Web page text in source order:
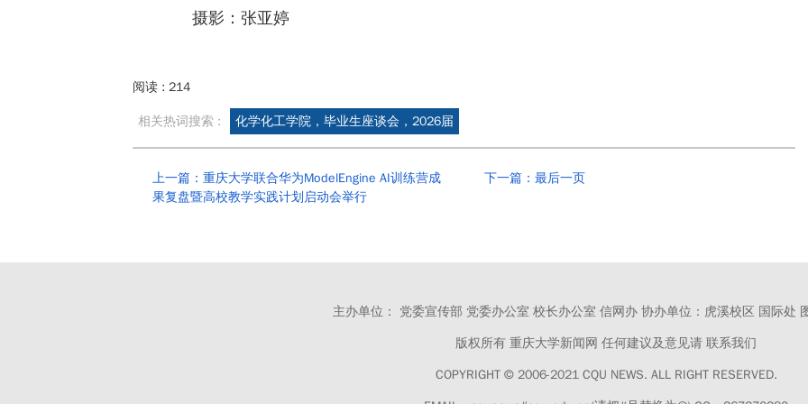
摄影：张亚婷
阅读 : 214
相关热词搜索 : 化学化工学院，毕业生座谈会，2026届
上一篇：重庆大学联合华为ModelEngine AI训练营成
果复盘暨高校教学实践计划启动会举行
下一篇：最后一页
主办单位： 党委宣传部 党委办公室 校长办公室 信网办 协办单位：虎溪校区 国际处
版权所有 重庆大学新闻网 任何建议及意见请 联系我们
COPYRIGHT © 2006-2021 CQU NEWS. ALL RIGHT RESERVED.